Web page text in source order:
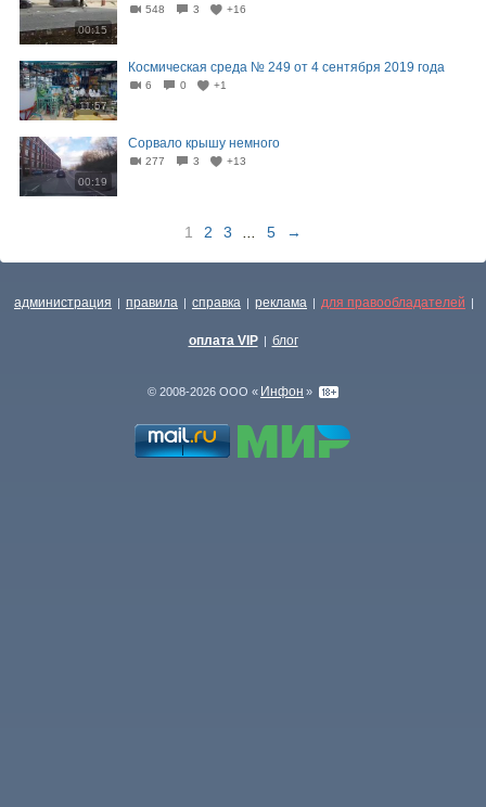
00:15
548 3 +16
11:57
Космическая среда № 249 от 4 сентября 2019 года
6 0 +1
00:19
Сорвало крышу немного
277 3 +13
1 2 3 5 →
администрация | правила | справка | реклама | для правообладателей |
оплата VIP | блог
© 2008-2026 ООО « Инфон »